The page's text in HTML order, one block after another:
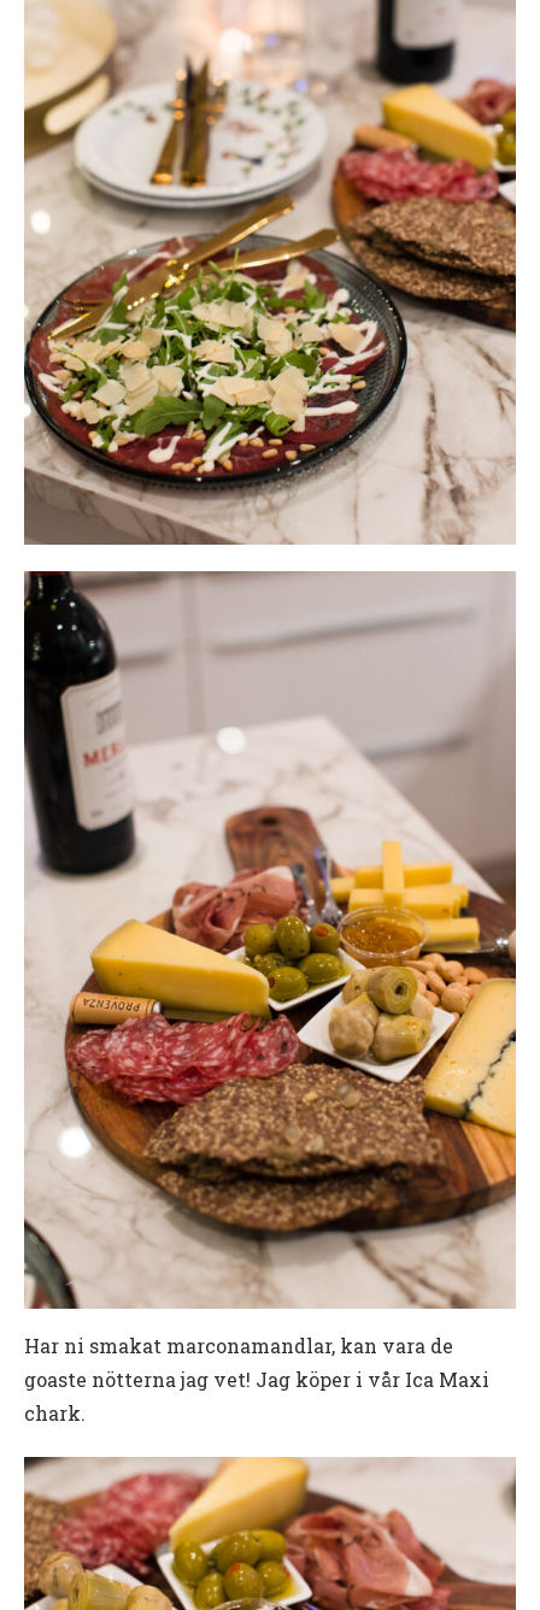
Har ni smakat marconamandlar, kan vara de
goaste nötterna jag vet! Jag köper i vår Ica Maxi
chark.